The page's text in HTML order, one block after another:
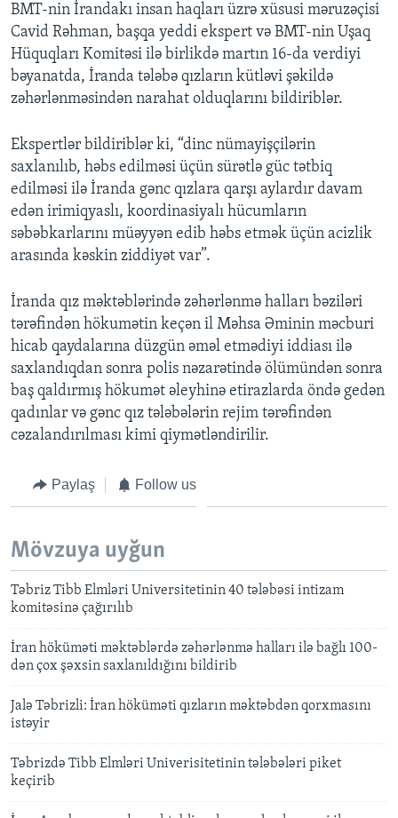
BMT-nin İrandakı insan haqları üzrə xüsusi məruzəçisi
Cavid Rəhman, başqa yeddi ekspert və BMT-nin Uşaq
Hüquqları Komitəsi ilə birlikdə martın 16-da verdiyi
bəyanatda, İranda tələbə qızların kütləvi şəkildə
zəhərlənməsindən narahat olduqlarını bildiriblər.
Ekspertlər bildiriblər ki, “dinc nümayişçilərin
saxlanılıb, həbs edilməsi üçün sürətlə güc tətbiq
edilməsi ilə İranda gənc qızlara qarşı aylardır davam
edən irimiqyaslı, koordinasiyalı hücumların
səbəbkarlarını müəyyən edib həbs etmək üçün acizlik
arasında kəskin ziddiyət var”.
İranda qız məktəblərində zəhərlənmə halları bəziləri
tərəfindən hökumətin keçən il Məhsa Əminin məcburi
hicab qaydalarına düzgün əməl etmədiyi iddiası ilə
saxlandıqdan sonra polis nəzarətində ölümündən sonra
baş qaldırmış hökumət əleyhinə etirazlarda öndə gedən
qadınlar və gənc qız tələbələrin rejim tərəfindən
cəzalandırılması kimi qiymətləndirilir.
Paylaş Follow us
Mövzuya uyğun
Təbriz Tibb Elmləri Universitetinin 40 tələbəsi intizam
komitəsinə çağırılıb
İran höküməti məktəblərdə zəhərlənmə halları ilə bağlı 100-
dən çox şəxsin saxlanıldığını bildirib
Jalə Təbrizli: İran höküməti qızların məktəbdən qorxmasını
istəyir
Təbrizdə Tibb Elmləri Univerisitetinin tələbələri piket
keçirib